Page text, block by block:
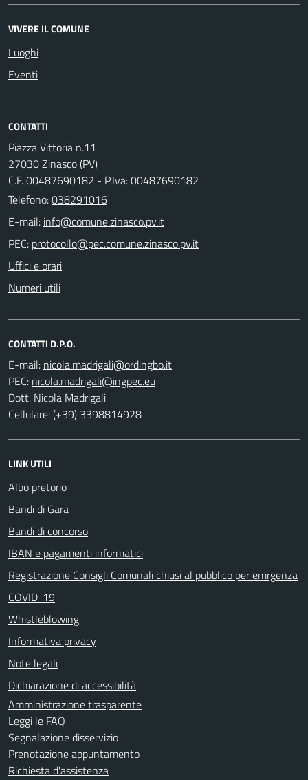
VIVERE IL COMUNE
Luoghi
Eventi
CONTATTI
Piazza Vittoria n.11
27030 Zinasco (PV)
C.F. 00487690182 - P.Iva: 00487690182
Telefono:038291016
E-mail:
PEC:
Uffici e orari
Numeri utili
CONTATTI D.P.O.
E-mail:
PEC:
Dott. Nicola Madrigali
Cellulare: (+39) 3398814928
LINK UTILI
Albo pretorio
Bandi di Gara
Bandi di concorso
IBAN e pagamenti informatici
Registrazione Consigli Comunali chiusi al pubblico per emrgenza
COVID-19
Whistleblowing
Informativa privacy
Note legali
Dichiarazione di accessibilità
Amministrazione trasparente
Leggi le FAQ
Segnalazione disservizio
Prenotazione appuntamento
Richiesta d'assistenza